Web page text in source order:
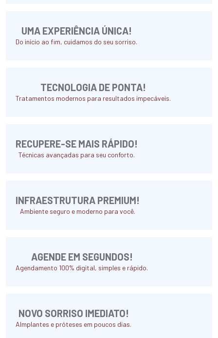
UMA EXPERIÊNCIA ÚNICA!
Do início ao fim, cuidamos do seu sorriso.
TECNOLOGIA DE PONTA!
Tratamentos modernos para resultados impecáveis.
RECUPERE-SE MAIS RÁPIDO!
Técnicas avançadas para seu conforto.
INFRAESTRUTURA PREMIUM!
Ambiente seguro e moderno para você.
AGENDE EM SEGUNDOS!
Agendamento 100% digital, simples e rápido.
NOVO SORRISO IMEDIATO!
AImplantes e próteses em poucos dias.